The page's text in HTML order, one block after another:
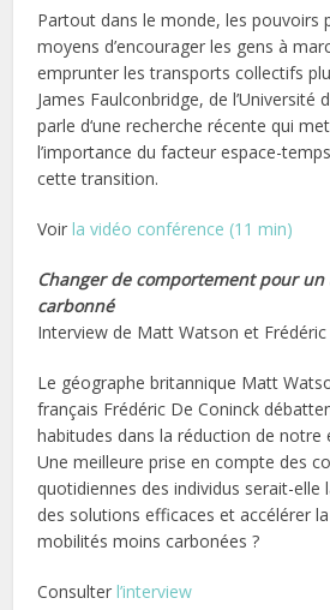
Partout dans le monde, les pouvoirs
moyens d’encourager les gens à
emprunter les transports collectifs
James Faulconbridge, de l’Université
parle d‘une recherche récente qui
l’importance du facteur espace-
cette transition.
Voirla vidéo conférence (11 min)
Changer de comportement pour
carbonné
Interview de Matt Watson et
Le géographe britannique Matt
français Frédéric De Coninck
habitudes dans la réduction de notre
Une meilleure prise en compte des
quotidiennes des individus serait-elle
des solutions efficaces et accélérer
mobilités moins carbonées ?
Consulterl’interview